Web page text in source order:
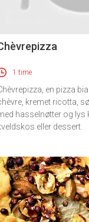
1 time
en pizza
kremet ricotta,
hasselnøtter og lys
eller dessert.